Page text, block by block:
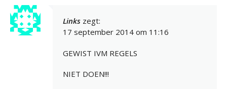
Links zegt:
17 september 2014 om 11:16
GEWIST IVM REGELS
NIET DOEN!!!